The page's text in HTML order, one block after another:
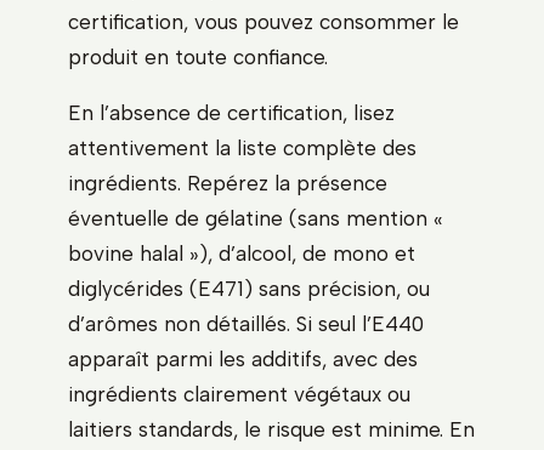
certification, vous pouvez consommer le
produit en toute confiance.
En l’absence de certification, lisez
attentivement la liste complète des
ingrédients. Repérez la présence
éventuelle de gélatine (sans mention «
bovine halal »), d’alcool, de mono et
diglycérides (E471) sans précision, ou
d’arômes non détaillés. Si seul l’E440
apparaît parmi les additifs, avec des
ingrédients clairement végétaux ou
laitiers standards, le risque est minime. En